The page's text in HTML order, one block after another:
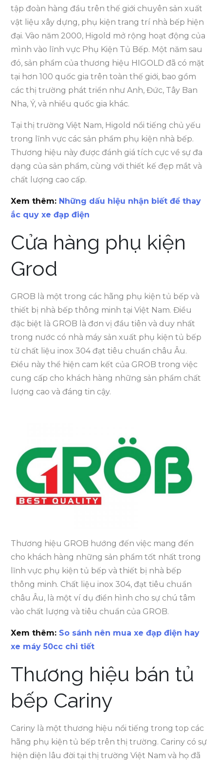
tập đoàn hàng đầu trên thế giới chuyên sản xuất
vật liệu xây dựng, phụ kiện trang trí nhà bếp hiện
đại. Vào năm 2000, Higold mở rộng hoạt động của
mình vào lĩnh vực Phụ Kiện Tủ Bếp. Một năm sau
đó, sản phẩm của thương hiệu HIGOLD đã có mặt
tại hơn 100 quốc gia trên toàn thế giới, bao gồm
các thị trường phát triển như Anh, Đức, Tây Ban
Nha, Ý, và nhiều quốc gia khác.
Tại thị trường Việt Nam, Higold nổi tiếng chủ yếu
trong lĩnh vực các sản phẩm phụ kiện nhà bếp.
Thương hiệu này được đánh giá tích cực về sự đa
dạng của sản phẩm, cùng với thiết kế đẹp mắt và
chất lượng cao cấp.
Xem thêm: Những dấu hiệu nhận biết để thay
ắc quy xe đạp điện
Cửa hàng phụ kiện
Grod
GROB là một trong các hãng phụ kiện tủ bếp và
thiết bị nhà bếp thông minh tại Việt Nam. Điều
đặc biệt là GROB là đơn vị đầu tiên và duy nhất
trong nước có nhà máy sản xuất phụ kiện tủ bếp
từ chất liệu inox 304 đạt tiêu chuẩn châu Âu.
Điều này thể hiện cam kết của GROB trong việc
cung cấp cho khách hàng những sản phẩm chất
lượng cao và đáng tin cậy.
Thương hiệu GROB hướng đến việc mang đến
cho khách hàng những sản phẩm tốt nhất trong
lĩnh vực phụ kiện tủ bếp và thiết bị nhà bếp
thông minh. Chất liệu inox 304, đạt tiêu chuẩn
châu Âu, là một ví dụ điển hình cho sự chú tâm
vào chất lượng và tiêu chuẩn của GROB.
Xem thêm: So sánh nên mua xe đạp điện hay
xe máy 50cc chi tiết
Thương hiệu bán tủ
bếp Cariny
Cariny là một thương hiệu nổi tiếng trong top các
hãng phụ kiện tủ bếp trên thị trường. Cariny có sự
hiện diện lâu đời tại thị trường Việt Nam và họ đã